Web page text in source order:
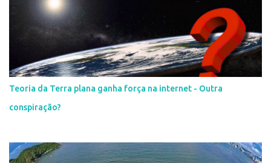
Teoria da Terra plana ganha força na internet - Outra
conspiração?